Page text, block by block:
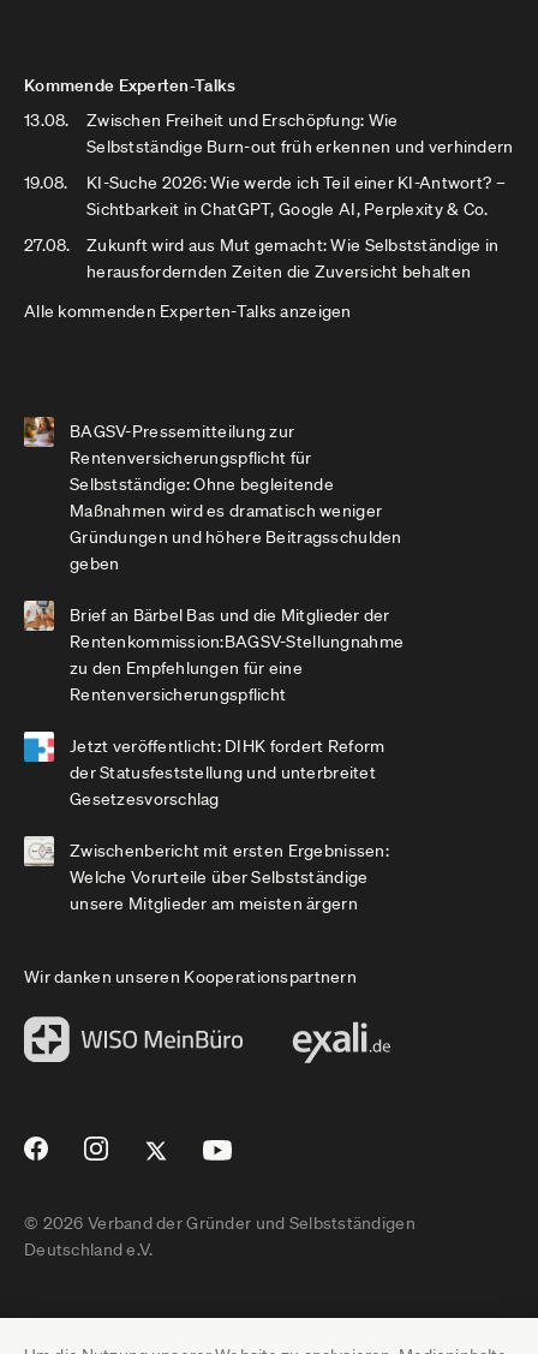
Kommende Experten-Talks
13.08.
Zwischen Freiheit und Erschöpfung: Wie
Selbstständige Burn-out früh erkennen und verhindern
19.08.
KI-Suche 2026: Wie werde ich Teil einer KI-Antwort? –
Sichtbarkeit in ChatGPT, Google AI, Perplexity & Co.
27.08.
Zukunft wird aus Mut gemacht: Wie Selbstständige in
herausfordernden Zeiten die Zuversicht behalten
Alle kommenden Experten-Talks anzeigen
BAGSV-Pressemitteilung zur
Rentenversicherungspflicht für
Selbstständige: Ohne begleitende
Maßnahmen wird es dramatisch weniger
Gründungen und höhere Beitragsschulden
geben
Brief an Bärbel Bas und die Mitglieder der
Rentenkommission:BAGSV-Stellungnahme
zu den Empfehlungen für eine
Rentenversicherungspflicht
Jetzt veröffentlicht: DIHK fordert Reform
der Statusfeststellung und unterbreitet
Gesetzesvorschlag
Zwischenbericht mit ersten Ergebnissen:
Welche Vorurteile über Selbstständige
unsere Mitglieder am meisten ärgern
Wir danken unseren Kooperationspartnern
© 2026 Verband der Gründer und Selbstständigen
Deutschland e.V.
Impressum